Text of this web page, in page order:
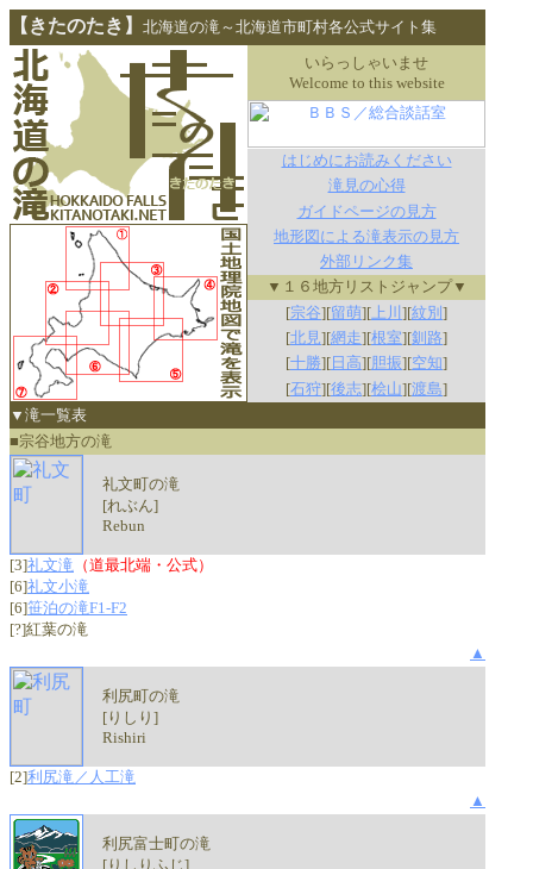
【きたのたき】 北海道の滝～北海道市町村各公式サイト集
いらっしゃいませ
Welcome to this website
はじめにお読みください
滝見の心得
ガイドページの見方
地形図による滝表示の見方
外部リンク集
▼１６地方リストジャンプ▼
[宗谷][留萌][上川 ][紋別 ]
[北見][網走][根室][釧路]
[十勝][ 日高][胆振][空知]
[石狩][後志][桧山][渡島]
▼滝一覧表
■宗谷地方の滝
礼文町の滝
[れぶん]
Rebun
[3]礼文滝 （道最北端・公式）
[6]礼文小滝
[6]笹泊の滝F1-F2
[?]紅葉の滝
▲
利尻町の滝
[りしり]
Rishiri
[2]利尻滝／人工滝
▲
利尻富士町の滝
[りしりふじ]